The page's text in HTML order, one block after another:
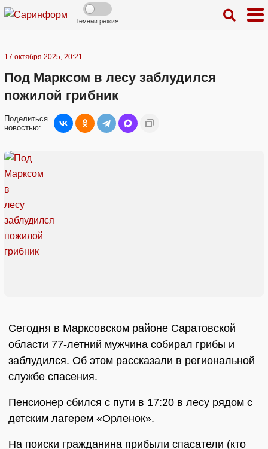
Темный режим
17 октября 2025, 20:21
Под Марксом в лесу заблудился
пожилой грибник
Поделиться
новостью:
Сегодня в Марксовском районе Саратовской
области 77-летний мужчина собирал грибы и
заблудился. Об этом рассказали в региональной
службе спасения.
Пенсионер сбился с пути в 17:20 в лесу рядом с
детским лагерем «Орленок».
На поиски гражданина прибыли спасатели (кто